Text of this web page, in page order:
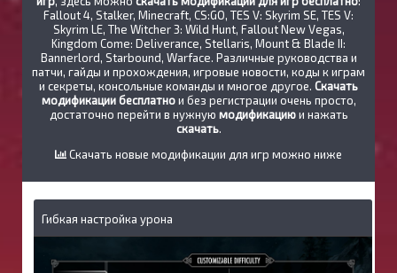
Fallout 4, Stalker, Minecraft, CS:GO, TES V: Skyrim SE, TES V:
Skyrim LE, The Witcher 3: Wild Hunt, Fallout New Vegas,
Kingdom Come: Deliverance, Stellaris, Mount & Blade II:
Bannerlord, Starbound, Warface. Различные руководства и
патчи, гайды и прохождения, игровые новости, коды к играм
и секреты, консольные команды и многое другое. Скачать
модификации бесплатнои без регистрации очень просто,
достаточно перейти в нужную модификациюи нажать
скачать.
Скачать новые модификации для игр можно ниже
Гибкая настройка урона